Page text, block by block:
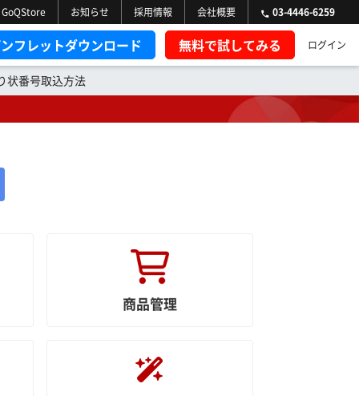
GoQStore お知らせ 採用情報 会社概要 03-4446-6259
フレットダウンロード 無料で試してみる ログイン
状番号取込方法
商品管理